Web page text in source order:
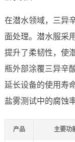
在潜水领域，三异
面处理。潜水服采
提升了柔韧性，使
瓶外部涂覆三异辛
延长设备的使用寿
盐雾测试中的腐蚀
产品 主要功